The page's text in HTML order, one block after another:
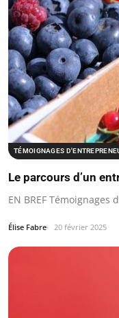
TÉMOIGNAGES
Le parcours d’un
EN BREF
Élise Fabre 20 février 2025